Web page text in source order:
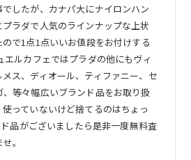
したが、カナパ大にナイロンハン
ラダで人気のラインナップな上状
で1点1点いいお値段をお付けする
エルカフェではプラダの他にもヴィ
ス、ディオール、ティファニー、セ
、等々幅広いブランド品をお取り扱
っていないけど捨てるのはちょっ
品がございましたら是非一度無料査
。